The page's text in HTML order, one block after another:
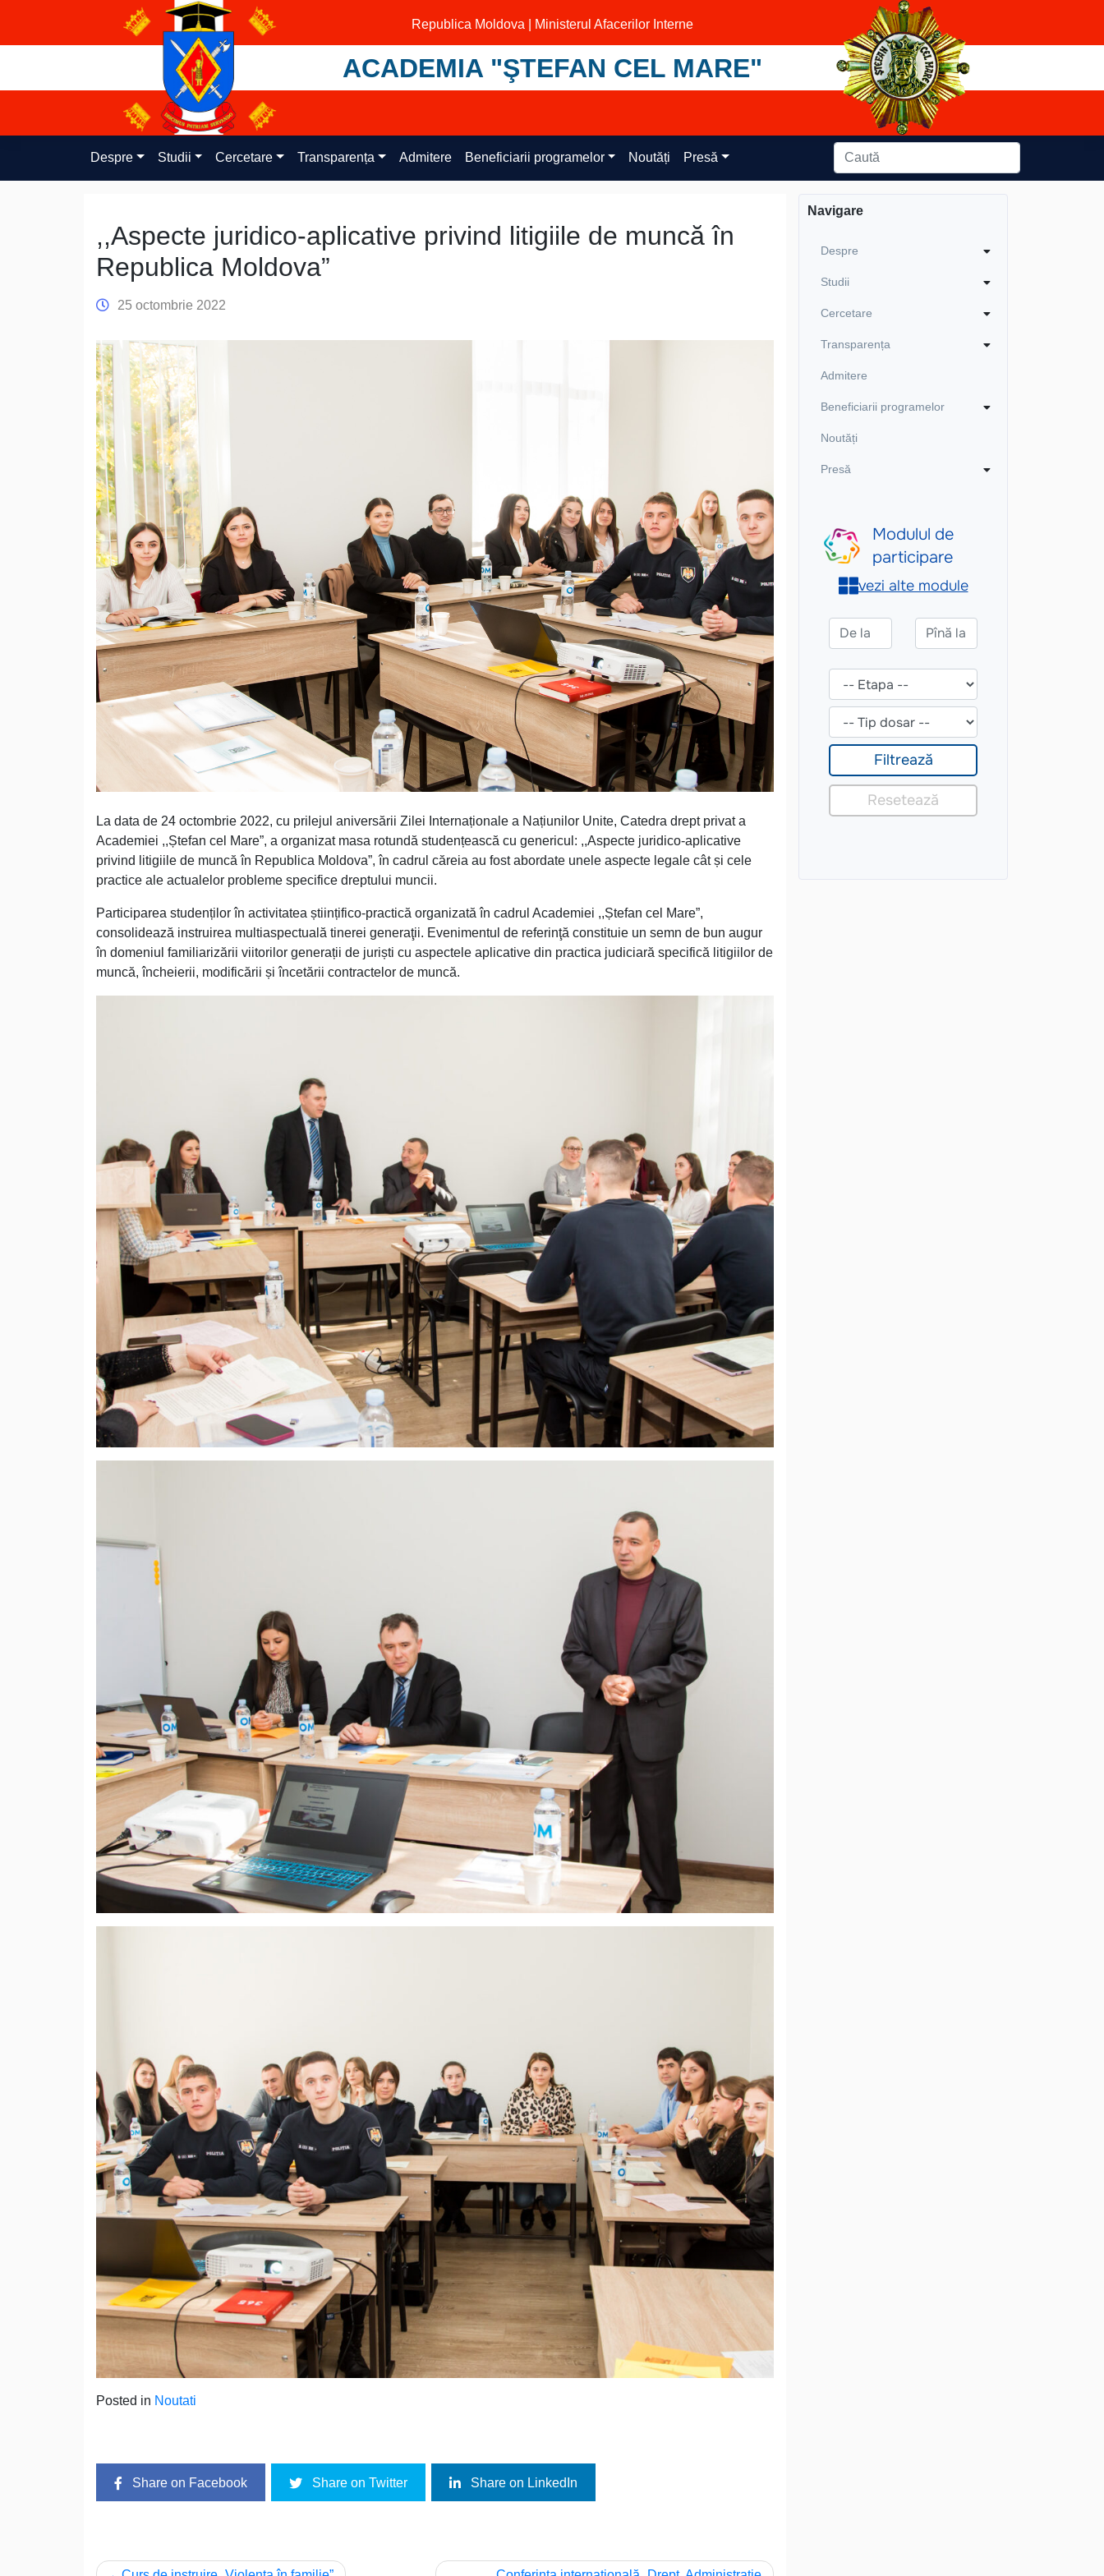
content
Republica Moldova | Ministerul Afacerilor Interne
ACADEMIA "ŞTEFAN CEL MARE"
Despre Studii Cercetare Transparența Admitere Beneficiarii programelor Noutăți Presă
,,Aspecte juridico-aplicative privind litigiile de muncă în
Republica Moldova”
25 octombrie 2022
La data de 24 octombrie 2022, cu prilejul aniversării Zilei Internaționale a Națiunilor Unite, Catedra drept privat a
Academiei ,,Ștefan cel Mare”, a organizat masa rotundă studențească cu genericul: ,,Aspecte juridico-aplicative
privind litigiile de muncă în Republica Moldova”, în cadrul căreia au fost abordate unele aspecte legale cât și cele
practice ale actualelor probleme specifice dreptului muncii.
Participarea studenților în activitatea științifico-practică organizată în cadrul Academiei ,,Ștefan cel Mare”,
consolidează instruirea multiaspectuală tinerei generaţii. Evenimentul de referinţă constituie un semn de bun augur
în domeniul familiarizării viitorilor generații de juriști cu aspectele aplicative din practica judiciară specifică litigiilor de
muncă, încheierii, modificării și încetării contractelor de muncă.
Posted in Noutati
Share on Facebook Share on Twitter Share on LinkedIn
Navigare
Despre
Studii
Cercetare
Transparența
Admitere
Beneficiarii programelor
Noutăți
Presă